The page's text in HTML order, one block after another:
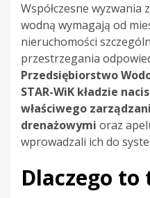
Współczesne wyzwania
wodną wymagają od
nieruchomości
przestrzegania
Przedsiębiorstwo
STAR-WiK kładzie
właściwego
drenażowymi oraz
wprowadzali ich do
Dlaczego